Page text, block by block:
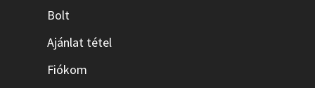
Bolt
Ajánlat tétel
Fiókom